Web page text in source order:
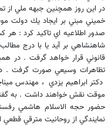
در اين روز همچنين جبهه ملي از
خميني مبني بر ايجاد يك دولت
صدور اطلاعيه اي تاكيد كرد :
شاهنشاهي بر آيد يا با درج
قانوني قرار خواهد گرفت . در
تظاهرات وسيعي صورت گرفت . در
دكتر ابراهيم يزدي ، مهندس
موقت نقش خواهند داشت . به
حضور حجه الاسلام هاشمي
نمايندگي از روحانيت مترقي